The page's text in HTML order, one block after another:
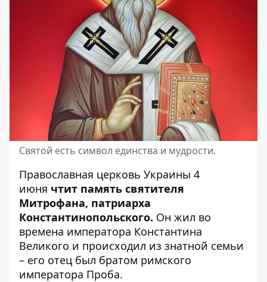
Святой есть символ единства и мудрости.
Православная церковь Украины 4
июня чтит память святителя
Митрофана, патриарха
Константинопольского. Он жил во
времена императора Константина
Великого и происходил из знатной семьи
– его отец был братом римского
императора Проба.